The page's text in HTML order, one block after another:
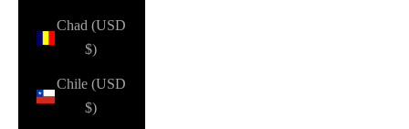
Chad (USD
$)
Chile (USD
$)